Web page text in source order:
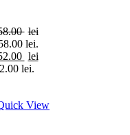
lei
lei.
lei
lei.
View